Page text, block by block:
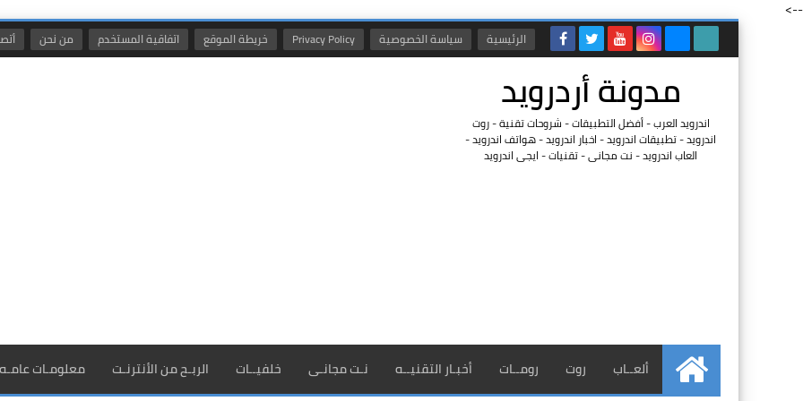
-->
الرئيسية سياسة الخصوصية Privacy Policy خريطة الموقع اتفاقية المستخدم من نحن
مدونة أردرويد
اندرويد العرب - أفضل التطبيقات - شروحات تقنية - روت
اندرويد - تطبيقات اندرويد - اخبار اندرويد - هواتف اندرويد -
العاب اندرويد - نت مجانى - تقنيات - ايجى اندرويد
الرئيسية
ألعــاب روت رومــات أخبـار التقنيــه نـت مجانـى خلفيــات الربـح من الأنترنـت معلومـات عامـه